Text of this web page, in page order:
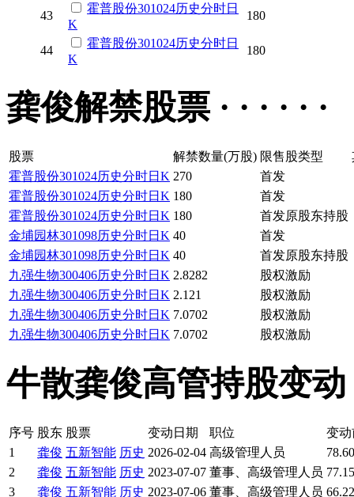
43
霍普股份301024历史分时日
K
180
44
霍普股份301024历史分时日
K
180
龚俊解禁股票 · · · · · ·
股票 解禁数量(万股) 限售股类型
霍普股份301024历史分时日K 270
首发
霍普股份301024历史分时日K 180
首发
霍普股份301024历史分时日K 180
首发原股东持股
金埔园林301098历史分时日K 40
首发
金埔园林301098历史分时日K 40
首发原股东持股
九强生物300406历史分时日K 2.8282
股权激励
九强生物300406历史分时日K 2.121
股权激励
九强生物300406历史分时日K 7.0702
股权激励
九强生物300406历史分时日K 7.0702 股权激励
牛散龚俊高管持股变动 ·
序号 股东 股票 变动日期 职位
变
1
龚俊 五新智能 历史 2026-02-04 高级管理人员
2
龚俊 五新智能 历史 2023-07-07 董事、高级管理人员
3
龚俊 五新智能 历史 2023-07-06 董事、高级管理人员